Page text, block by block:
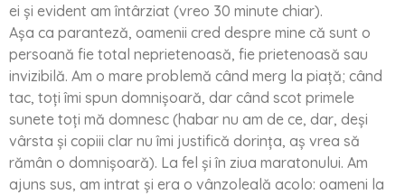
ei și evident am întârziat (vreo 30 minute chiar).
Așa ca paranteză, oamenii cred despre mine că sunt o
persoană fie total neprietenoasă, fie prietenoasă sau
invizibilă. Am o mare problemă când merg la piață; când
tac, toți îmi spun domnișoară, dar când scot primele
sunete toți mă domnesc (habar nu am de ce, dar, deşi
vârsta și copiii clar nu îmi justifică dorința, aș vrea să
rămân o domnișoară). La fel și în ziua maratonului. Am
ajuns sus, am intrat și era o vânzoleală acolo: oameni la